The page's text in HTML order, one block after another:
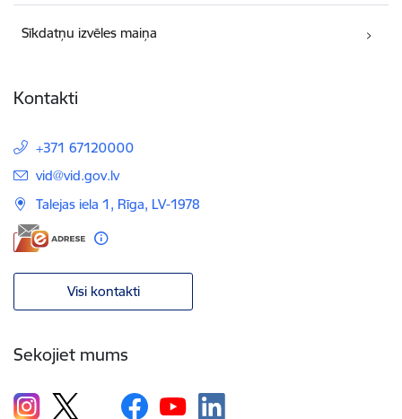
Sīkdatņu izvēles maiņa
Kontakti
+371 67120000
E-pasts:
vid@vid.gov.lv
Talejas iela 1, Rīga, LV-1978
Visi kontakti
Sekojiet mums